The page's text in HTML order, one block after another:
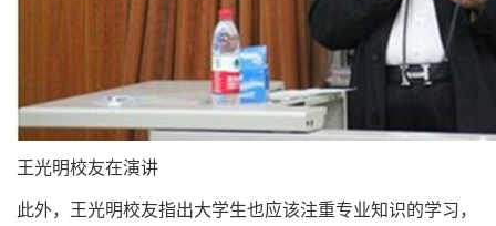
王光明校友在演讲
此外，王光明校友指出大学生也应该注重专业知识的学习，